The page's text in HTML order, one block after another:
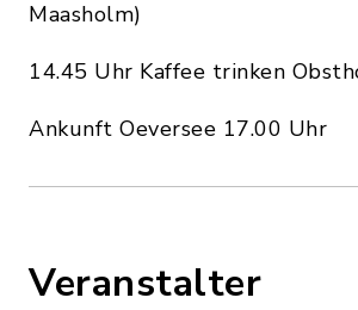
Maasholm)
14.45 Uhr Kaffee trinken
Ankunft Oeversee 17.00 Uhr
Veranstalter